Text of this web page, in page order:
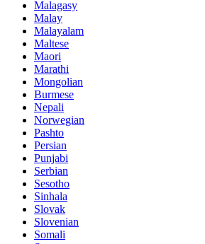
Malagasy
Malay
Malayalam
Maltese
Maori
Marathi
Mongolian
Burmese
Nepali
Norwegian
Pashto
Persian
Punjabi
Serbian
Sesotho
Sinhala
Slovak
Slovenian
Somali